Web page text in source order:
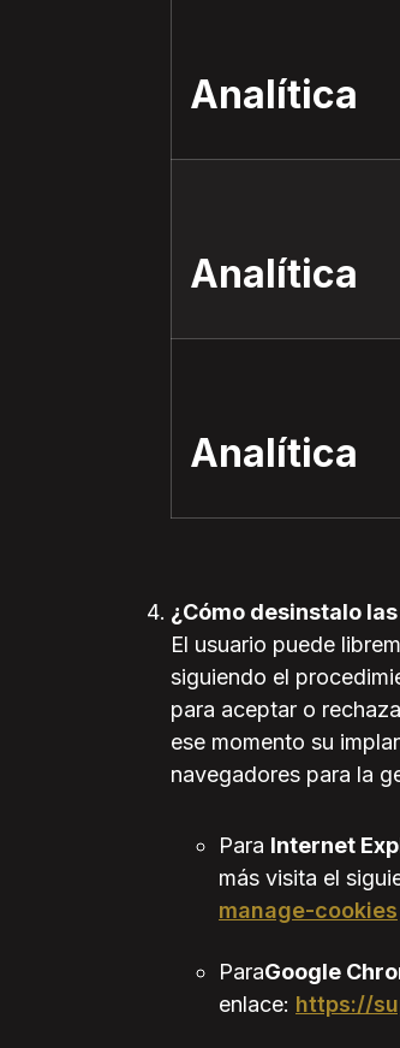
Analítica
Analítica
Analítica
¿Cómo desinstalo
El usuario puede
siguiendo el
para aceptar o
ese momento su
navegadores para la
Para Internet
más visita el
manage-cookies
ParaGoogle
enlace: https://